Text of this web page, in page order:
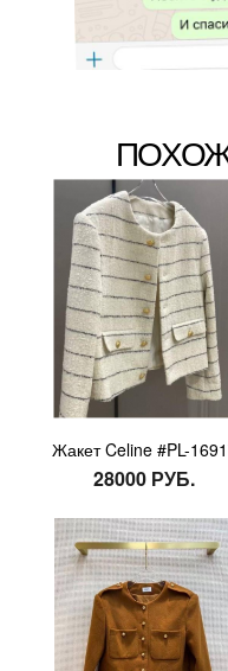
Жакет Celine #PL-
28000 РУБ.